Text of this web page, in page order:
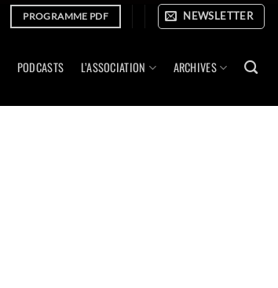
PROGRAMME PDF NEWSLETTER
PODCASTS L’ASSOCIATION ARCHIVES